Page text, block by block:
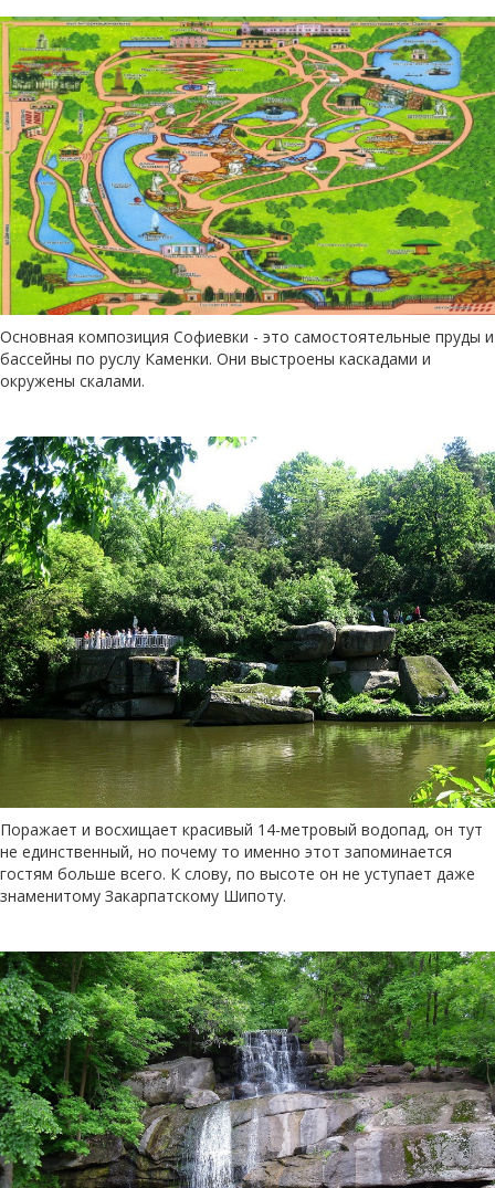
Основная композиция Софиевки - это самостоятельные пруды и
бассейны по руслу Каменки. Они выстроены каскадами и
окружены скалами.
Поражает и восхищает красивый 14-метровый водопад, он тут
не единственный, но почему то именно этот запоминается
гостям больше всего. К слову, по высоте он не уступает даже
знаменитому Закарпатскому Шипоту.